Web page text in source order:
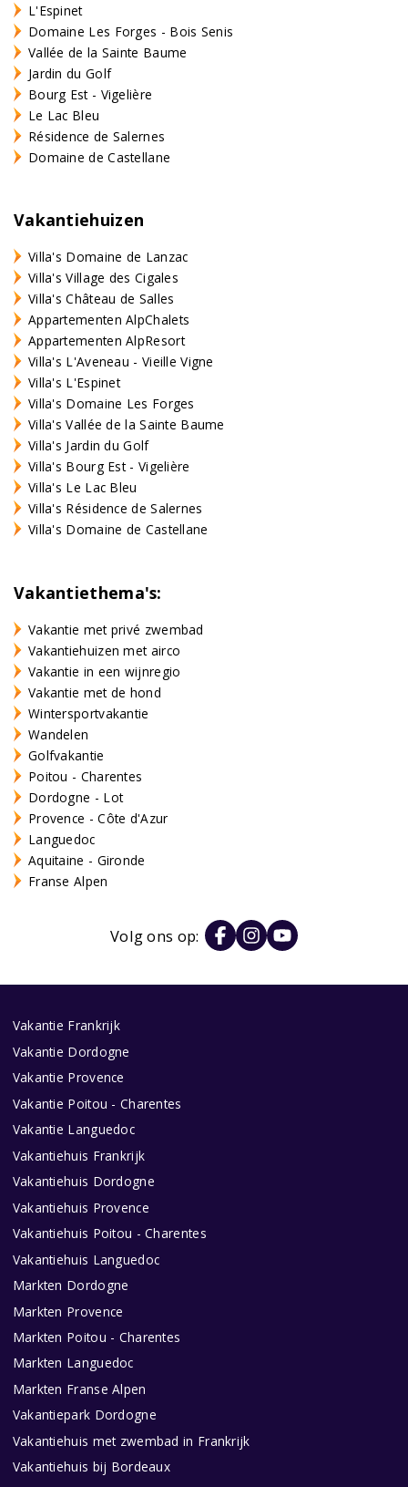
L'Espinet
Domaine Les Forges - Bois Senis
Vallée de la Sainte Baume
Jardin du Golf
Bourg Est - Vigelière
Le Lac Bleu
Résidence de Salernes
Domaine de Castellane
Vakantiehuizen
Villa's Domaine de Lanzac
Villa's Village des Cigales
Villa's Château de Salles
Appartementen AlpChalets
Appartementen AlpResort
Villa's L'Aveneau - Vieille Vigne
Villa's L'Espinet
Villa's Domaine Les Forges
Villa's Vallée de la Sainte Baume
Villa's Jardin du Golf
Villa's Bourg Est - Vigelière
Villa's Le Lac Bleu
Villa's Résidence de Salernes
Villa's Domaine de Castellane
Vakantiethema's:
Vakantie met privé zwembad
Vakantiehuizen met airco
Vakantie in een wijnregio
Vakantie met de hond
Wintersportvakantie
Wandelen
Golfvakantie
Poitou - Charentes
Dordogne - Lot
Provence - Côte d'Azur
Languedoc
Aquitaine - Gironde
Franse Alpen
Volg ons op:
Vakantie Frankrijk
Vakantie Dordogne
Vakantie Provence
Vakantie Poitou - Charentes
Vakantie Languedoc
Vakantiehuis Frankrijk
Vakantiehuis Dordogne
Vakantiehuis Provence
Vakantiehuis Poitou - Charentes
Vakantiehuis Languedoc
Markten Dordogne
Markten Provence
Markten Poitou - Charentes
Markten Languedoc
Markten Franse Alpen
Vakantiepark Dordogne
Vakantiehuis met zwembad in Frankrijk
Vakantiehuis bij Bordeaux